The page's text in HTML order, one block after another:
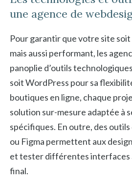
une agence de
Pour garantir que votre site
mais aussi performant, les
panoplie d’outils
soit WordPress pour sa
boutiques en ligne, chaque
solution sur-mesure adaptée à
spécifiques. En outre, des
ou Figma permettent aux
et tester différentes interfaces
final.